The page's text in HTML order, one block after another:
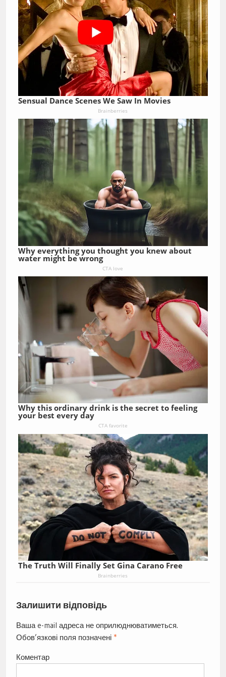
Sensual Dance Scenes We Saw In Movies
Brainberries
Why everything you thought you knew about
water might be wrong
CTA love
Why this ordinary drink is the secret to feeling
your best every day
CTA favorite
The Truth Will Finally Set Gina Carano Free
Brainberries
Залишити відповідь
Ваша e-mail адреса не оприлюднюватиметься.
Обов’язкові поля позначені *
Коментар